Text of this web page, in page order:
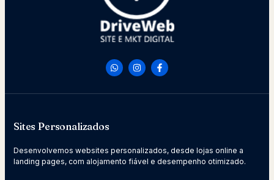
Sites Personalizados
Desenvolvemos websites personalizados, desde lojas online a
landing pages, com alojamento fiável e desempenho otimizado.